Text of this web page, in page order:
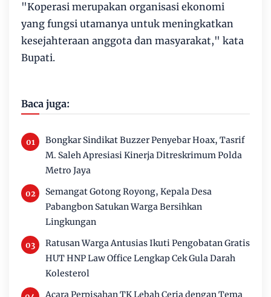
"Koperasi merupakan organisasi ekonomi
yang fungsi utamanya untuk meningkatkan
kesejahteraan anggota dan masyarakat," kata
Bupati.
Baca juga:
Bongkar Sindikat Buzzer Penyebar Hoax, Tasrif
M. Saleh Apresiasi Kinerja Ditreskrimum Polda
Metro Jaya
Semangat Gotong Royong, Kepala Desa
Pabangbon Satukan Warga Bersihkan
Lingkungan
Ratusan Warga Antusias Ikuti Pengobatan Gratis
HUT HNP Law Office Lengkap Cek Gula Darah
Kolesterol
Acara Perpisahan TK Lebah Ceria dengan Tema